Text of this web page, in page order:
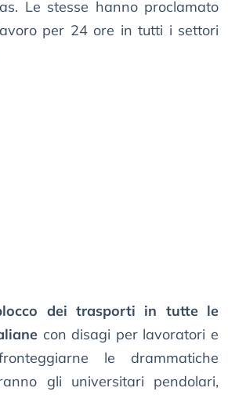
Le stesse hanno proclamato
per 24 ore in tutti i settori
dei trasporti in tutte le
con disagi per lavoratori e
le drammatiche
gli universitari pendolari,